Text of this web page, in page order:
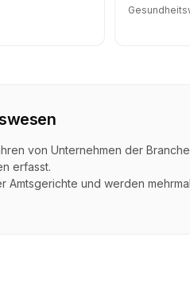
von Unternehmen der Branche
erfasst.
und werden